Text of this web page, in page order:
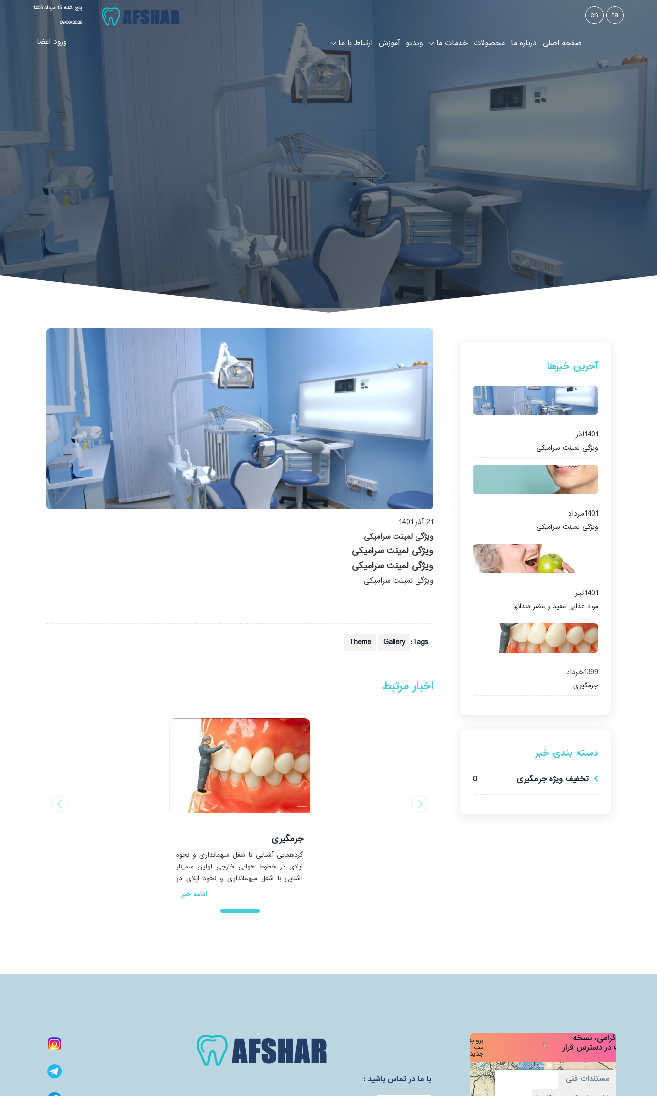
en fa
پنج شنبه 15 مرداد 1405
08/06/2026
صفحه اصلی درباره ما محصولات خدمات ما ویدیو آموزش ارتباط با ما ورود اعضا
آخرین خبرها
1401اذر
ویژگی لمینت سرامیکی
1401مرداد
ویژگی لمینت سرامیکی
1401تیر
مواد غذایی مفید و مضر دندانها
1399خرداد
جرمگیری
دسته بندی خبر
تخفیف ویژه جرمگیری 0
21 آذر 1401
ویژگی لمینت سرامیکی
ویژگی لمینت سرامیکی
ویژگی لمینت سرامیکی
ویژگی لمینت سرامیکی
Tags:
Gallery
Theme
اخبار مرتبط
جرمگیری
گردهمایی آشنایی با شغل میهمانداری و نحوه
اپلای در خطوط هوایی خارجی اولین سمینار
آشنایی با شغل میهمانداری و نحوه اپلای در
خطوط هوایی خارجی با حضور سرکارخانم
ادامه خبر
با ما در تماس باشید :